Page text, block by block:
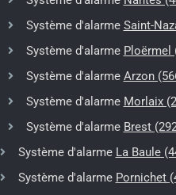
Système d'alarme Saint-
Système d'alarme Ploërmel
Système d'alarme Arzon
Système d'alarme Morlaix
Système d'alarme Brest
Système d'alarme La Baule
Système d'alarme Pornichet